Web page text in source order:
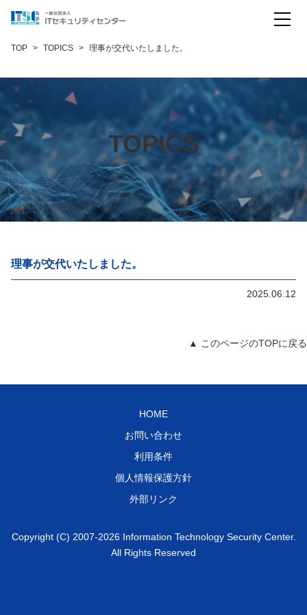
コモンクライテリア評価
暗号試験（米国スキーム）
暗号試験（日本スキーム）
IoT製品セキュリティ評価
会社概要
お問い合わせ
English
TOP TOPICS 理事が交代いたしました。
TOPICS
理事が交代いたしました。
2025.06.12
▲ このページのTOPに戻る
HOME
お問い合わせ
利用条件
個人情報保護方針
外部リンク
Copyright (C) 2007-2026 Information Technology Security Center.
All Rights Reserved